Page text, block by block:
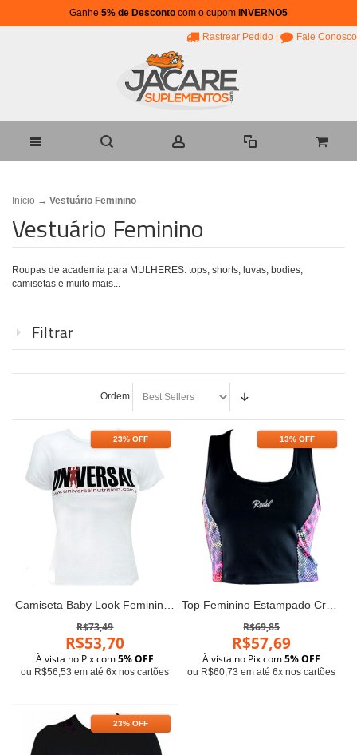
Ganhe 5% de Desconto com o cupom INVERNO5
Rastrear Pedido Fale Conosco
Início → Vestuário Feminino
Vestuário Feminino
Roupas de academia para MULHERES: tops, shorts, luvas, bodies,
camisetas e muito mais...
Filtrar
Ordem
23% OFF
Camiseta Baby Look Feminina (Branca) - Universal
R$73,49
R$53,70
À vista no Pix com5% OFF
ou R$56,53 em até 6x nos cartões
13% OFF
Top Feminino Estampado Cromia - Rudel
R$69,85
R$57,69
À vista no Pix com5% OFF
ou R$60,73 em até 6x nos cartões
23% OFF